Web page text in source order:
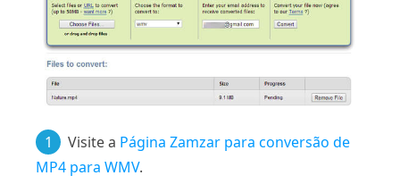
1 Visite a Página Zamzar para conversão de
MP4 para WMV.